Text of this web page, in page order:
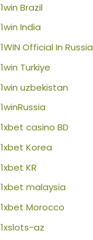
1win Brazil
1win India
1WIN Official In Russia
1win Turkiye
1win uzbekistan
1winRussia
1xbet casino BD
1xbet Korea
1xbet KR
1xbet malaysia
1xbet Morocco
1xslots-az